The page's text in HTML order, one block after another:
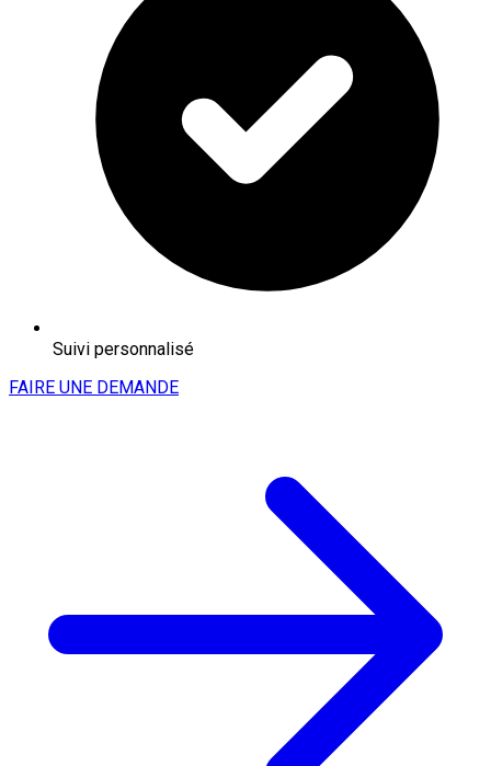
Suivi personnalisé
FAIRE UNE DEMANDE